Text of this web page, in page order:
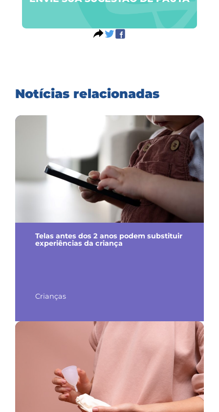
Notícias relacionadas
Telas antes dos 2 anos podem substituir
experiências da criança
Crianças